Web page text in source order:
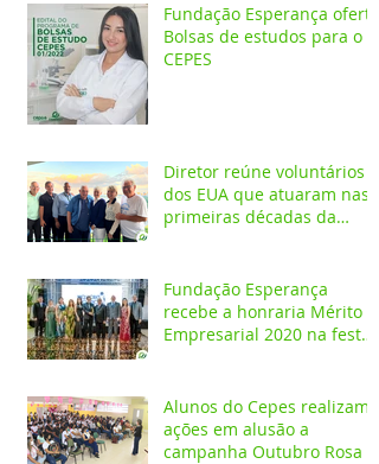
Fundação Esperança oferta
Bolsas de estudos para o
CEPES
Diretor reúne voluntários
dos EUA que atuaram nas
primeiras décadas da
Fundação Esperança
recebe a honraria Mérito
Empresarial 2020 na festa
Alunos do Cepes realizam
ações em alusão a
campanha Outubro Rosa